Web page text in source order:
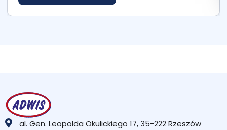
al. Gen. Leopolda Okulickiego 17, 35-222 Rzeszów